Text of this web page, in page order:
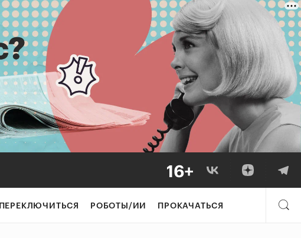
ПЕРЕКЛЮЧИТЬСЯ РОБОТЫ/ИИ ПРОКАЧАТЬСЯ